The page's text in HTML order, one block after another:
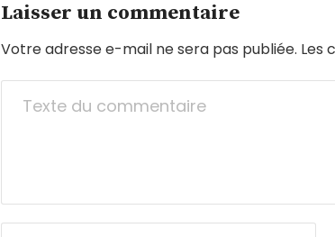
Laisser un commentaire
Votre adresse e-mail ne sera pas publiée. Les